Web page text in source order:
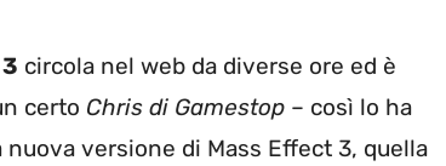
circola nel web da diverse ore ed è
certo Chris di Gamestop – così lo ha
versione di Mass Effect 3, quella